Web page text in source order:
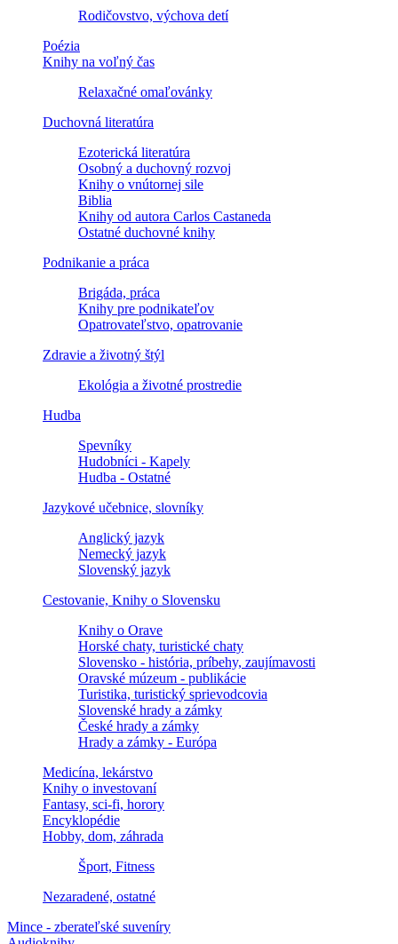
Rodičovstvo, výchova detí
Poézia
Knihy na voľný čas
Relaxačné omaľovánky
Duchovná literatúra
Ezoterická literatúra
Osobný a duchovný rozvoj
Knihy o vnútornej sile
Biblia
Knihy od autora Carlos Castaneda
Ostatné duchovné knihy
Podnikanie a práca
Brigáda, práca
Knihy pre podnikateľov
Opatrovateľstvo, opatrovanie
Zdravie a životný štýl
Ekológia a životné prostredie
Hudba
Spevníky
Hudobníci - Kapely
Hudba - Ostatné
Jazykové učebnice, slovníky
Anglický jazyk
Nemecký jazyk
Slovenský jazyk
Cestovanie, Knihy o Slovensku
Knihy o Orave
Horské chaty, turistické chaty
Slovensko - história, príbehy, zaujímavosti
Oravské múzeum - publikácie
Turistika, turistický sprievodcovia
Slovenské hrady a zámky
České hrady a zámky
Hrady a zámky - Európa
Medicína, lekárstvo
Knihy o investovaní
Fantasy, sci-fi, horory
Encyklopédie
Hobby, dom, záhrada
Šport, Fitness
Nezaradené, ostatné
Mince - zberateľské suveníry